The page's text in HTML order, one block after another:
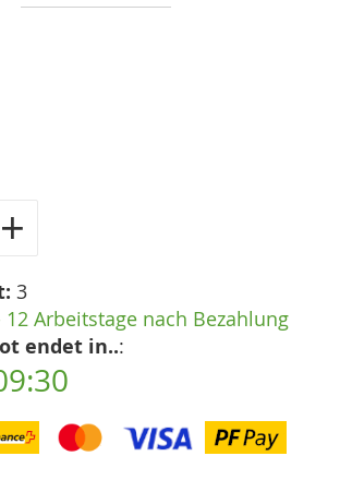
+
3
12 Arbeitstage nach Bezahlung
endet in..: